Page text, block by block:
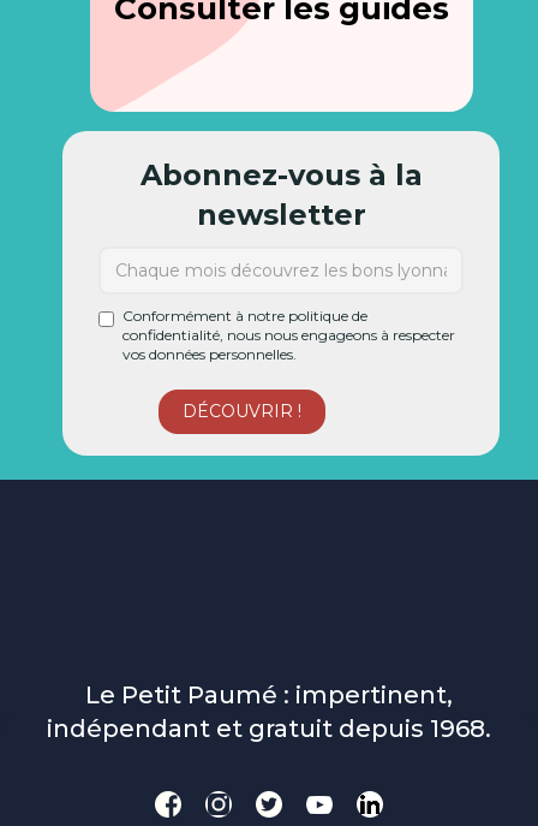
Consulter les guides
Abonnez-vous à la
newsletter
Conformément à notre politique de
confidentialité, nous nous engageons à respecter
vos données personnelles.
Le Petit Paumé : impertinent,
indépendant et gratuit depuis 1968.